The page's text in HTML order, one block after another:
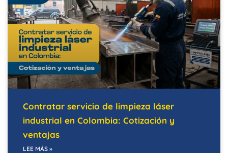
Contratar servicio de limpieza láser
industrial en Colombia: Cotización y
ventajas
LEE MÁS »